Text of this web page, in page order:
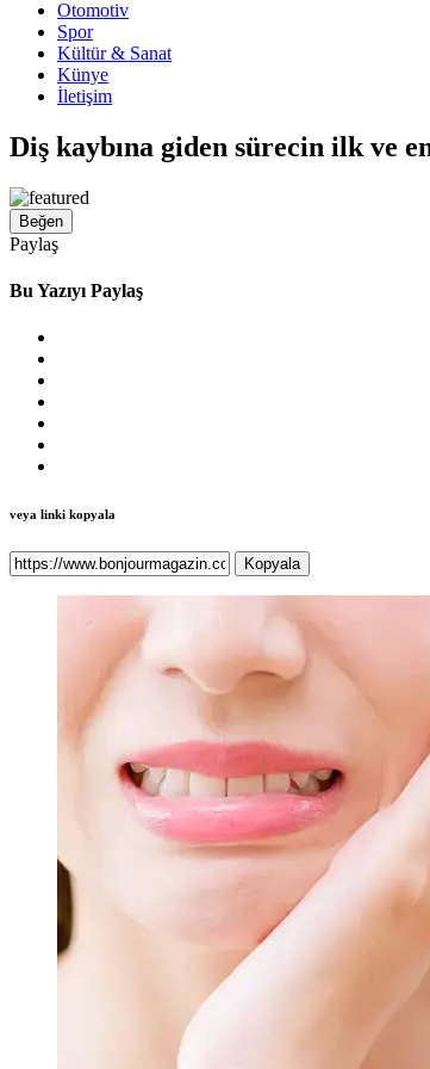
Otomotiv
Spor
Kültür & Sanat
Künye
İletişim
Diş kaybına giden sürecin ilk ve
Beğen
Paylaş
Bu Yazıyı Paylaş
veya linki kopyala
Kopyala